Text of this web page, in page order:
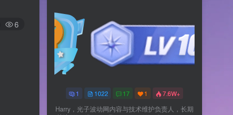
6
1 1022 17 1 7.6W+
Harry，光子波动网内容与技术维护负责人，长期